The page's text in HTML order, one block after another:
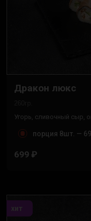
Дракон люкс
Угорь, сливочный сыр,
порция 8шт. —
699 ₽
хит